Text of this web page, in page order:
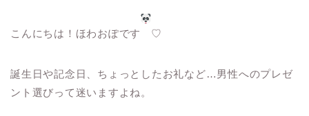
こんにちは！ほわおぽです ♡
誕生日や記念日、ちょっとしたお礼など…男性へのプレゼ
ント選びって迷いますよね。